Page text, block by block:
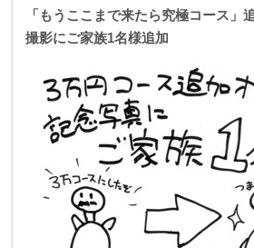
「もうここまで来たら究極コース」
撮影にご家族1名様追加